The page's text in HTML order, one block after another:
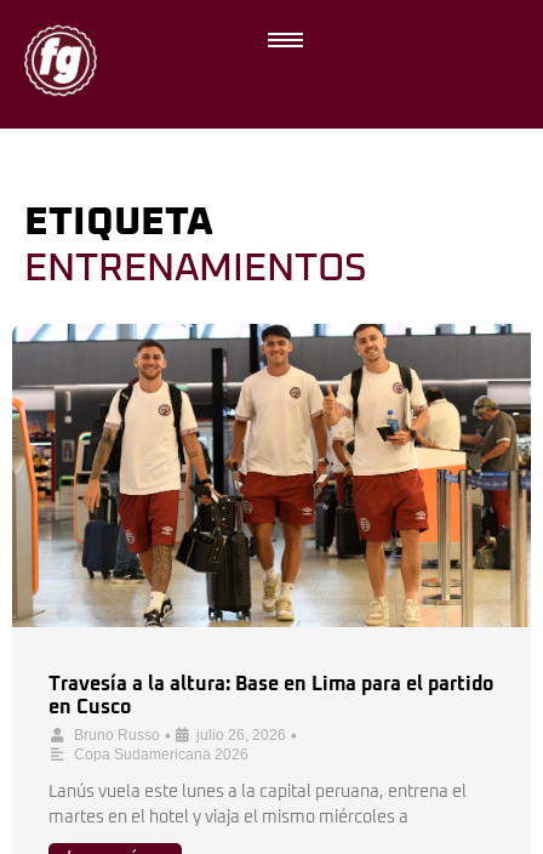
ETIQUETA
ENTRENAMIENTOS
Travesía a la altura: Base en Lima para el partido
en Cusco
Bruno Russo • julio 26, 2026 •
Copa Sudamericana 2026
Lanús vuela este lunes a la capital peruana, entrena el
martes en el hotel y viaja el mismo miércoles a